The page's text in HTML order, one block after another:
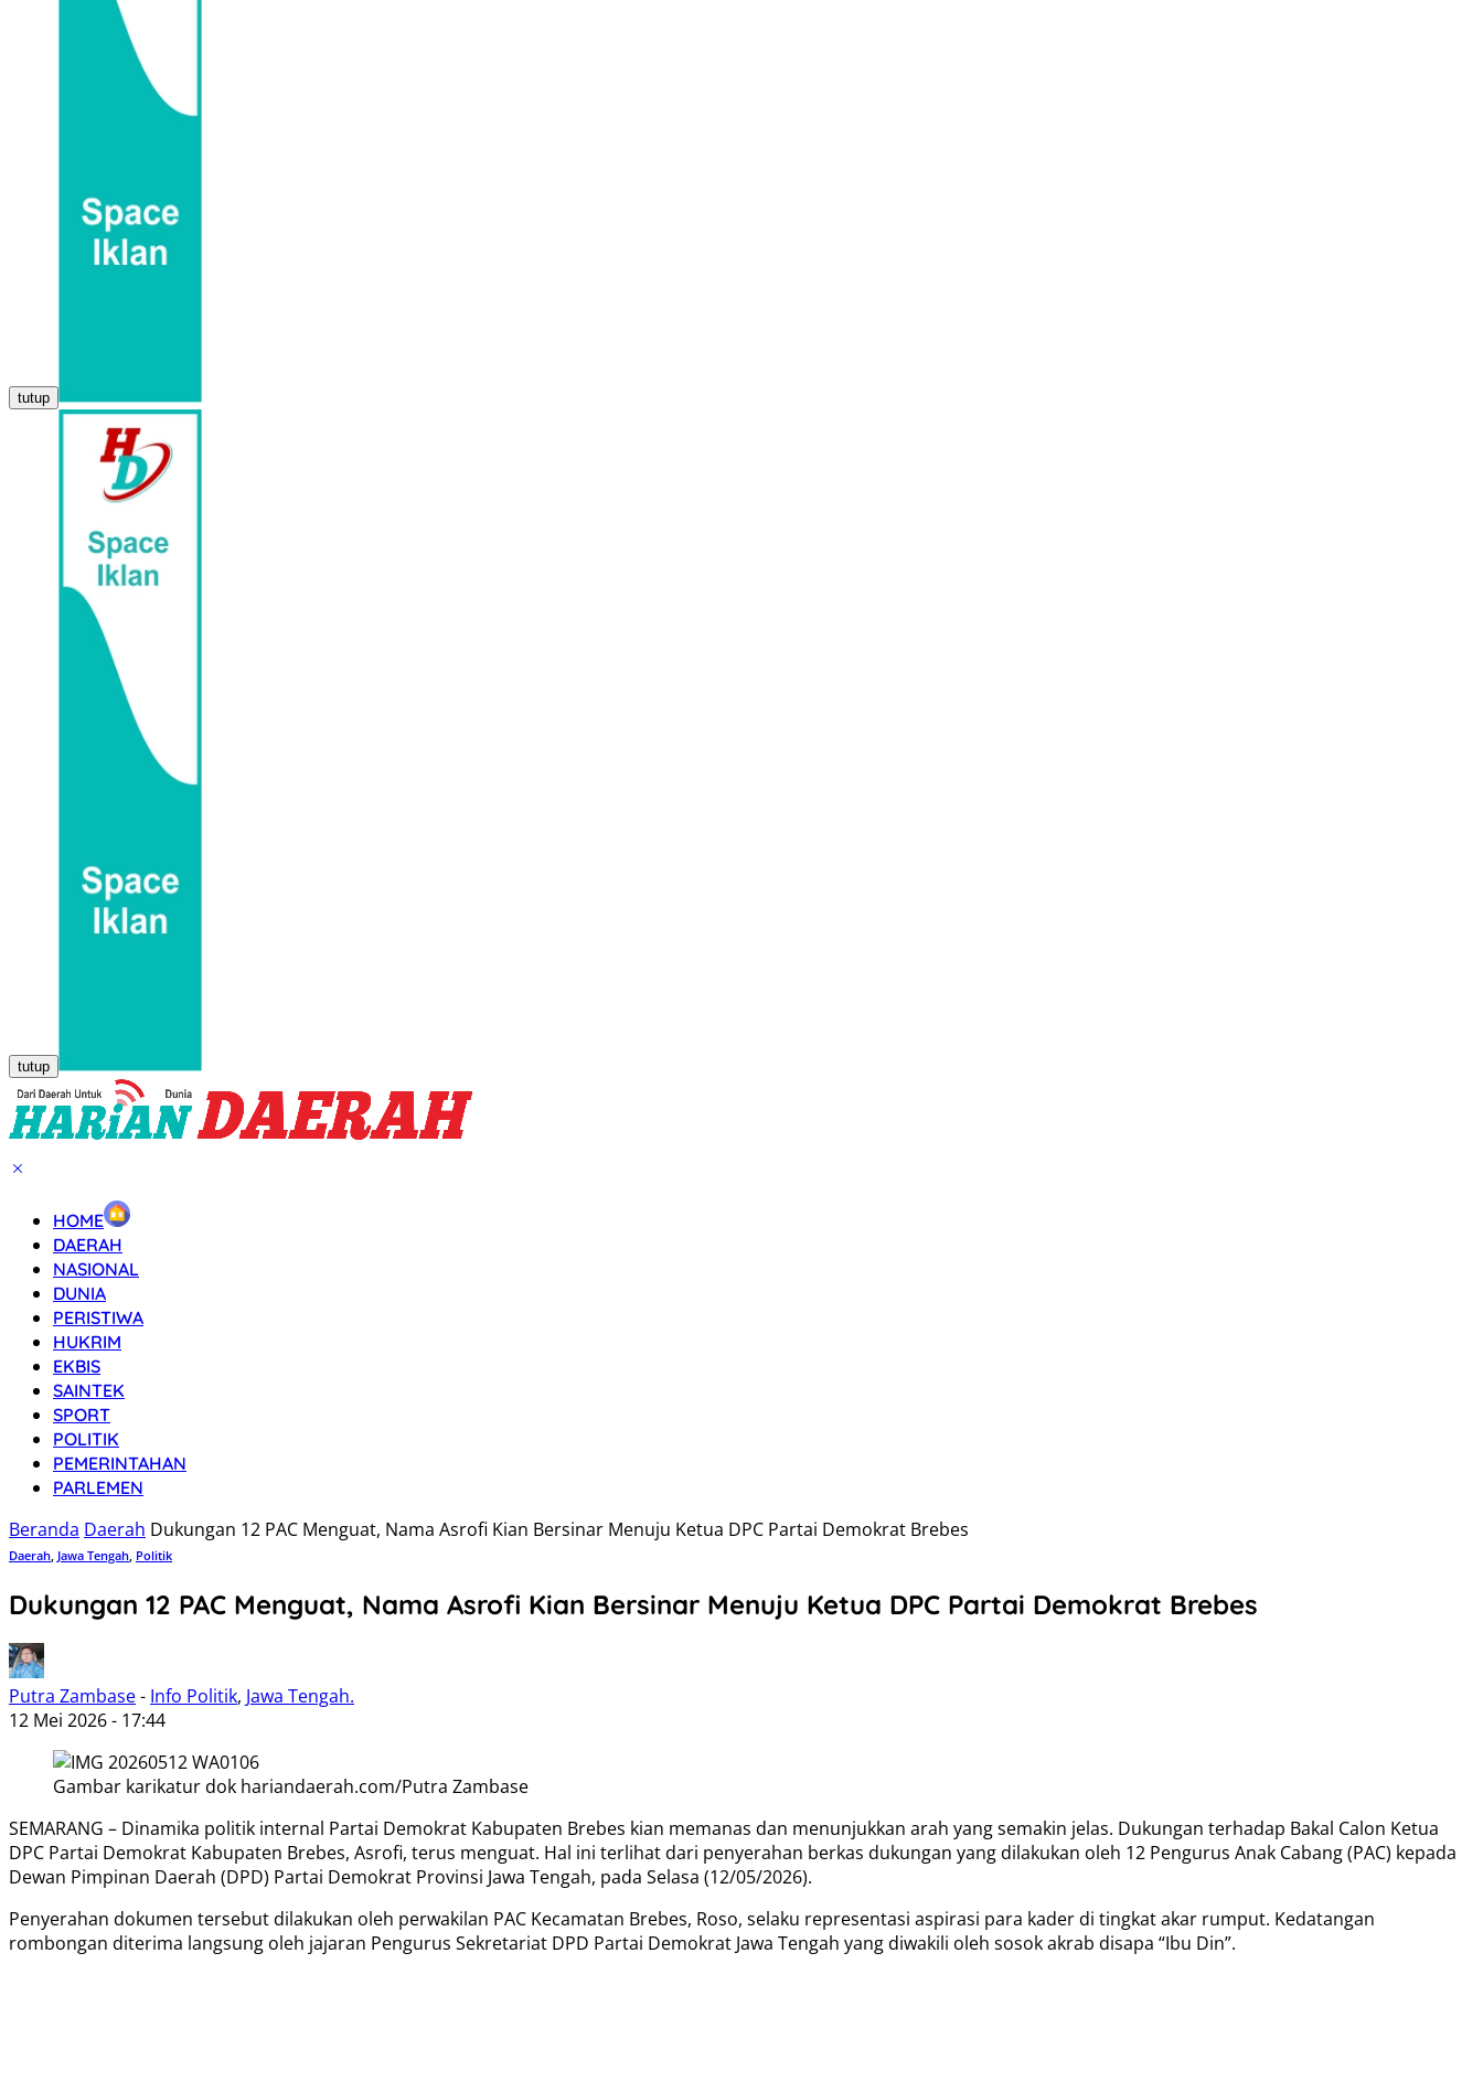
tutup
tutup
HOME
DAERAH
NASIONAL
DUNIA
PERISTIWA
HUKRIM
EKBIS
SAINTEK
SPORT
POLITIK
PEMERINTAHAN
PARLEMEN
Beranda Daerah Dukungan 12 PAC Menguat, Nama Asrofi Kian Bersinar Menuju Ketua DPC Partai Demokrat Brebes
Daerah, Jawa Tengah, Politik
Dukungan 12 PAC Menguat, Nama Asrofi Kian Bersinar Menuju Ketua DPC Partai Demokrat Brebes
Putra Zambase- Info Politik, Jawa Tengah.
12 Mei 2026 - 17:44
Gambar karikatur dok hariandaerah.com/Putra Zambase
SEMARANG – Dinamika politik internal Partai Demokrat Kabupaten Brebes kian memanas dan menunjukkan arah yang semakin jelas. Dukungan terhadap Bakal Calon Ketua
DPC Partai Demokrat Kabupaten Brebes, Asrofi, terus menguat. Hal ini terlihat dari penyerahan berkas dukungan yang dilakukan oleh 12 Pengurus Anak Cabang (PAC) kepada
Dewan Pimpinan Daerah (DPD) Partai Demokrat Provinsi Jawa Tengah, pada Selasa (12/05/2026).
Penyerahan dokumen tersebut dilakukan oleh perwakilan PAC Kecamatan Brebes, Roso, selaku representasi aspirasi para kader di tingkat akar rumput. Kedatangan
rombongan diterima langsung oleh jajaran Pengurus Sekretariat DPD Partai Demokrat Jawa Tengah yang diwakili oleh sosok akrab disapa “Ibu Din”.